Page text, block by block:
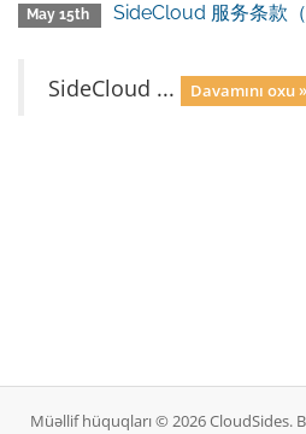
May 15th SideCloud 服务条款（
SideCloud ... Davamını oxu »
Müəllif hüquqları © 2026 CloudSides.